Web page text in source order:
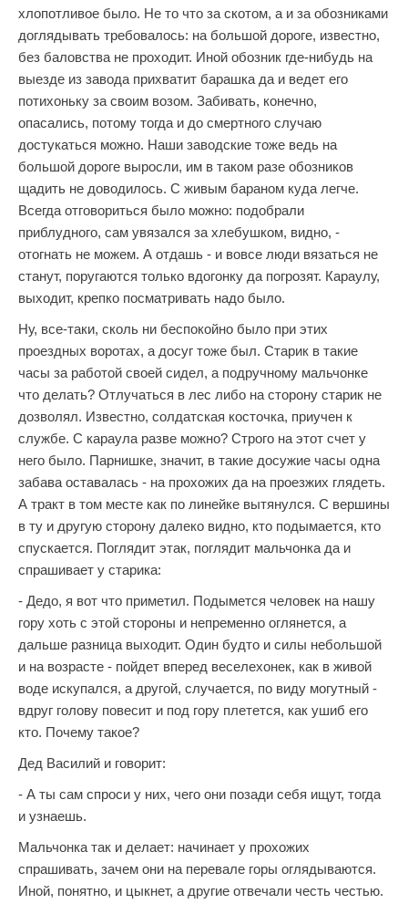
хлопотливое было. Не то что за скотом, а и за обозниками
доглядывать требовалось: на большой дороге, известно,
без баловства не проходит. Иной обозник где-нибудь на
выезде из завода прихватит барашка да и ведет его
потихоньку за своим возом. Забивать, конечно,
опасались, потому тогда и до смертного случаю
достукаться можно. Наши заводские тоже ведь на
большой дороге выросли, им в таком разе обозников
щадить не доводилось. С живым бараном куда легче.
Всегда отговориться было можно: подобрали
приблудного, сам увязался за хлебушком, видно, -
отогнать не можем. А отдашь - и вовсе люди вязаться не
станут, поругаются только вдогонку да погрозят. Караулу,
выходит, крепко посматривать надо было.
Ну, все-таки, сколь ни беспокойно было при этих
проездных воротах, а досуг тоже был. Старик в такие
часы за работой своей сидел, а подручному мальчонке
что делать? Отлучаться в лес либо на сторону старик не
дозволял. Известно, солдатская косточка, приучен к
службе. С караула разве можно? Строго на этот счет у
него было. Парнишке, значит, в такие досужие часы одна
забава оставалась - на прохожих да на проезжих глядеть.
А тракт в том месте как по линейке вытянулся. С вершины
в ту и другую сторону далеко видно, кто подымается, кто
спускается. Поглядит этак, поглядит мальчонка да и
спрашивает у старика:
- Дедо, я вот что приметил. Подымется человек на нашу
гору хоть с этой стороны и непременно оглянется, а
дальше разница выходит. Один будто и силы небольшой
и на возрасте - пойдет вперед веселехонек, как в живой
воде искупался, а другой, случается, по виду могутный -
вдруг голову повесит и под гору плетется, как ушиб его
кто. Почему такое?
Дед Василий и говорит:
- А ты сам спроси у них, чего они позади себя ищут, тогда
и узнаешь.
Мальчонка так и делает: начинает у прохожих
спрашивать, зачем они на перевале горы оглядываются.
Иной, понятно, и цыкнет, а другие отвечали честь честью.